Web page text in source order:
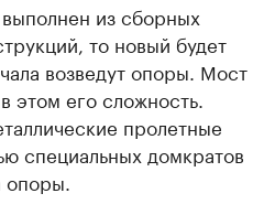
из сборных
то новый будет
возведут опоры. Мост
этом его сложность.
пролетные
специальных домкратов
опоры.